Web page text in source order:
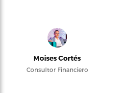
Moises Cortés
Consultor Financiero